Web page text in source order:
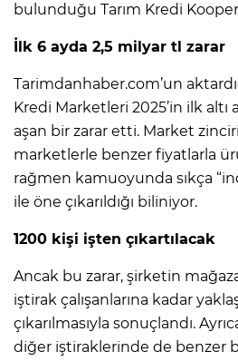
bulunduğu Tarım Kredi
İlk 6 ayda 2,5 milyar tl zarar
Tarimdanhaber.com’un
Kredi Marketleri 2025’in ilk altı
aşan bir zarar etti. Market
marketlerle benzer fiyatlarla
rağmen kamuoyunda sıkça
ile öne çıkarıldığı biliniyor.
1200 kişi işten çıkartılacak
Ancak bu zarar, şirketin
iştirak çalışanlarına kadar
çıkarılmasıyla sonuçlandı.
diğer iştiraklerinde de benzer